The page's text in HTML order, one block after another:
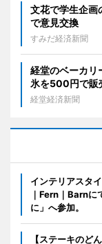
文花で学生企
で意見交換
すみだ経済新聞
経堂のベーカ
氷を500円で販
経堂経済新聞
インテリアスタ
｜Fern｜Barn
に」へ参加。
【ステーキのど